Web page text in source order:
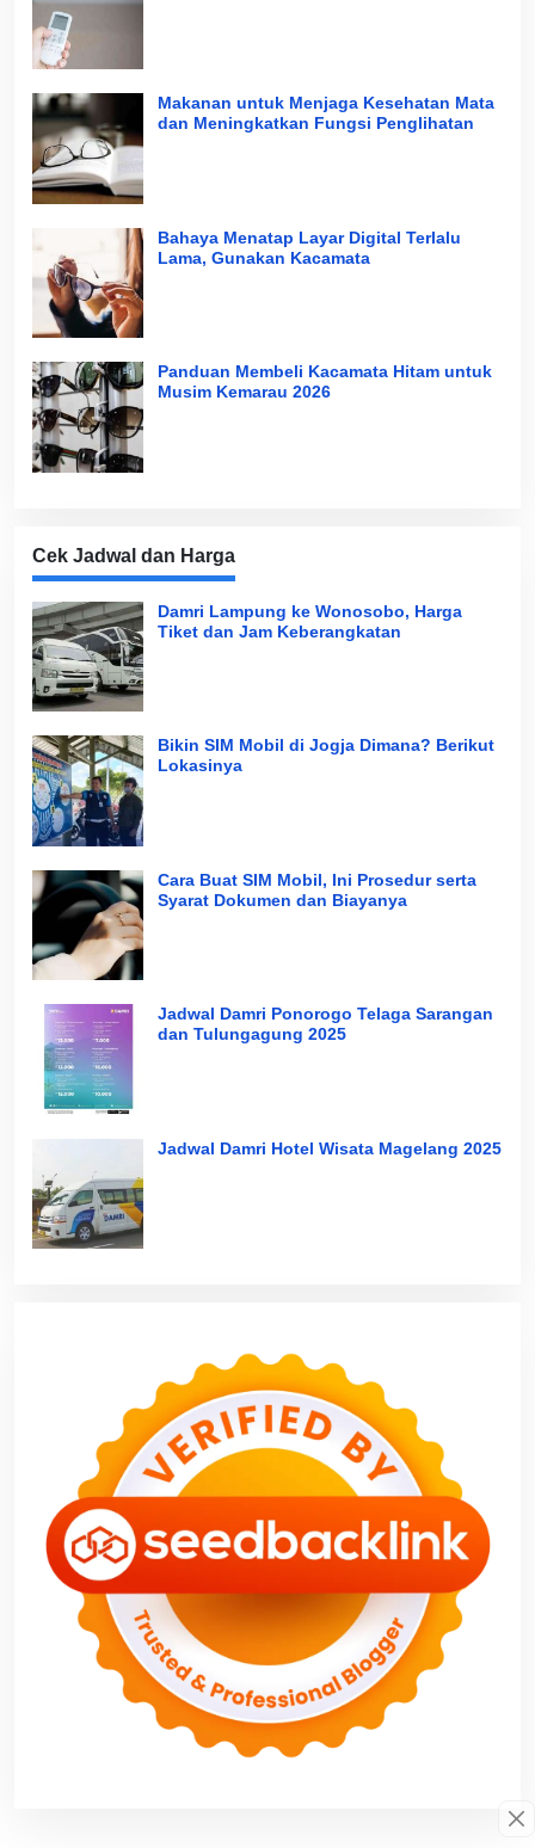
Makanan untuk Menjaga Kesehatan Mata
dan Meningkatkan Fungsi Penglihatan
Bahaya Menatap Layar Digital Terlalu
Lama, Gunakan Kacamata
Panduan Membeli Kacamata Hitam untuk
Musim Kemarau 2026
Cek Jadwal dan Harga
Damri Lampung ke Wonosobo, Harga
Tiket dan Jam Keberangkatan
Bikin SIM Mobil di Jogja Dimana? Berikut
Lokasinya
Cara Buat SIM Mobil, Ini Prosedur serta
Syarat Dokumen dan Biayanya
Jadwal Damri Ponorogo Telaga Sarangan
dan Tulungagung 2025
Jadwal Damri Hotel Wisata Magelang 2025